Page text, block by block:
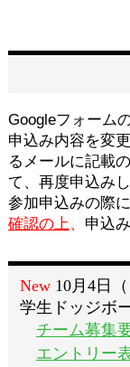
Googleフォーム
申込み内容を変
るメールに記載の
て、再度申込み
参加申込みの際に
確認の上、 申込
New 10月4日
学生ドッジボ
チーム募集
エントリー